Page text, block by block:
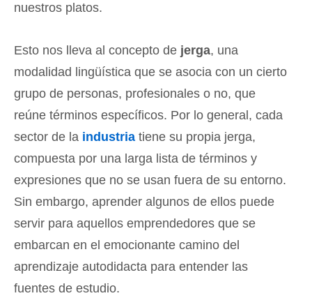
nuestros platos.
Esto nos lleva al concepto de jerga, una
modalidad lingüística que se asocia con un cierto
grupo de personas, profesionales o no, que
reúne términos específicos. Por lo general, cada
sector de la industria tiene su propia jerga,
compuesta por una larga lista de términos y
expresiones que no se usan fuera de su entorno.
Sin embargo, aprender algunos de ellos puede
servir para aquellos emprendedores que se
embarcan en el emocionante camino del
aprendizaje autodidacta para entender las
fuentes de estudio.